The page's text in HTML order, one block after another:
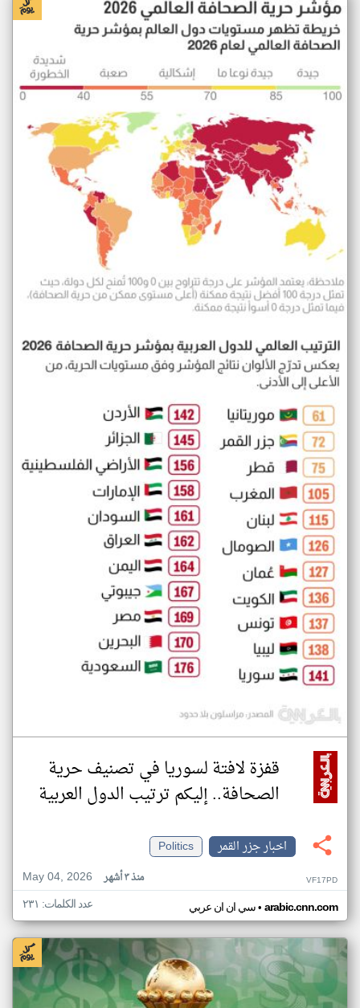
قفزة لافتة لسوريا في تصنيف حرية
الصحافة.. إليكم ترتيب الدول العربية
اخبار جزر القمر
Politics
May 04, 2026
منذ ٣ أشهر VF17PD
سي ان ان عربي• arabic.cnn.com عدد الكلمات: ٢٣١